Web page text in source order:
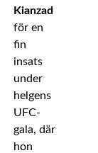
Kianzad
för en
fin
insats
under
helgens
UFC-
gala, där
hon